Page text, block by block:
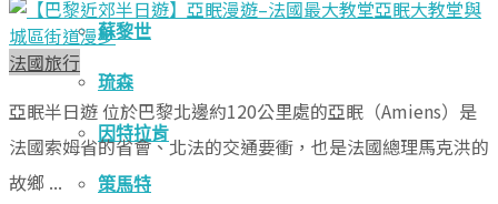
蘇黎世
琉森
因特拉肯
策馬特
法國旅行
亞眠半日遊 位於巴黎北邊約120公里處的亞眠（Amiens）是
法國索姆省的省會、北法的交通要衝，也是法國總理馬克洪的
故鄉 ...